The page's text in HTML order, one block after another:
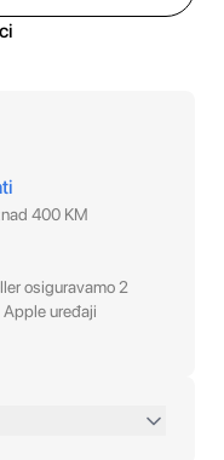
400 KM
osiguravamo 2
Apple uređaji